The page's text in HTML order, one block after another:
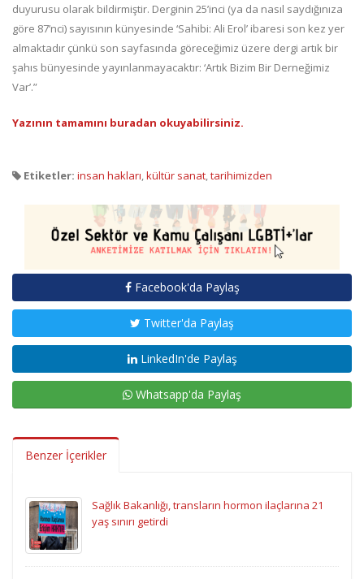
duyurusu olarak bildirmiştir. Derginin 25’inci (ya da nasıl saydığınıza
göre 87’nci) sayısının künyesinde ‘Sahibi: Ali Erol’ ibaresi son kez yer
almaktadır çünkü son sayfasında göreceğimiz üzere dergi artık bir
şahıs bünyesinde yayınlanmayacaktır: ‘Artık Bizim Bir Derneğimiz
Var’.”
Yazının tamamını buradan okuyabilirsiniz.
Etiketler: insan hakları,kültür sanat,tarihimizden
Facebook'da Paylaş
Twitter'da Paylaş
LinkedIn'de Paylaş
Whatsapp'da Paylaş
Benzer İçerikler
Sağlık Bakanlığı, transların hormon ilaçlarına 21
yaş sınırı getirdi